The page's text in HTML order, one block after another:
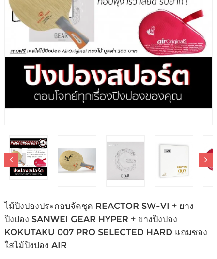
ไม้ปิงปองประกอบจัดชุด REACTOR SW-VI + ยาง
ปิงปอง SANWEI GEAR HYPER + ยางปิงปอง
KOKUTAKU 007 PRO SELECTED HARD แถมซอง
ใส่ไม้ปิงปอง AIR